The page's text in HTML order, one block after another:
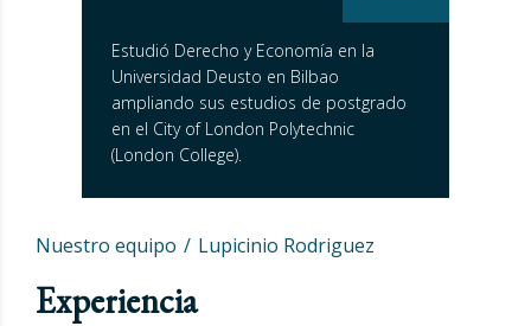
Estudió Derecho y Economía en la
Universidad Deusto en Bilbao
ampliando sus estudios de postgrado
en el City of London Polytechnic
(London College).
Nuestro equipo Lupicinio Rodriguez
Experiencia